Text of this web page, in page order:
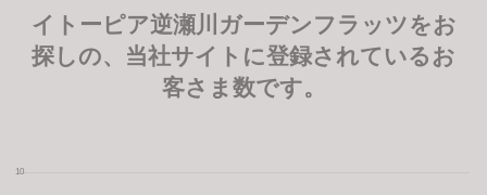
イトーピア逆瀬川ガーデンフラッツをお
探しの、当社サイトに登録されているお
客さま数です。